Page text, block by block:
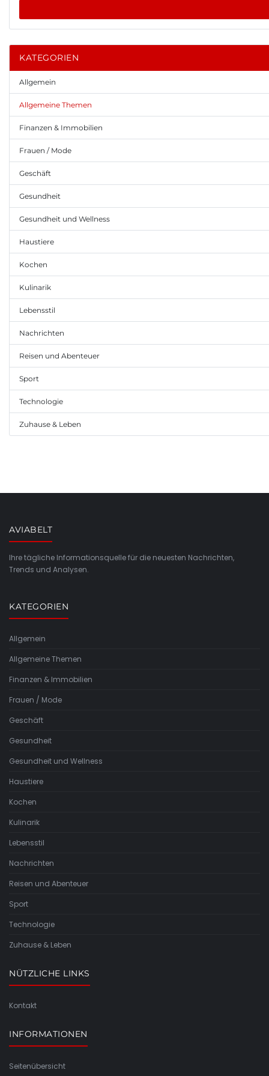
KATEGORIEN
Allgemein
Allgemeine Themen
Finanzen & Immobilien
Frauen / Mode
Geschäft
Gesundheit
Gesundheit und Wellness
Haustiere
Kochen
Kulinarik
Lebensstil
Nachrichten
Reisen und Abenteuer
Sport
Technologie
Zuhause & Leben
AVIABELT
Ihre tägliche Informationsquelle für die neuesten Nachrichten,
Trends und Analysen.
KATEGORIEN
Allgemein
Allgemeine Themen
Finanzen & Immobilien
Frauen / Mode
Geschäft
Gesundheit
Gesundheit und Wellness
Haustiere
Kochen
Kulinarik
Lebensstil
Nachrichten
Reisen und Abenteuer
Sport
Technologie
Zuhause & Leben
NÜTZLICHE LINKS
Kontakt
INFORMATIONEN
Seitenübersicht